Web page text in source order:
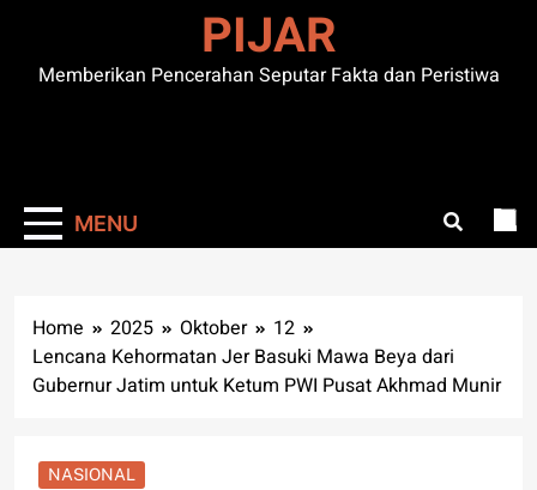
PIJAR
Memberikan Pencerahan Seputar Fakta dan Peristiwa
MENU
Home 2025 Oktober
12
Lencana Kehormatan Jer Basuki Mawa Beya dari
Gubernur Jatim untuk Ketum PWI Pusat Akhmad Munir
NASIONAL